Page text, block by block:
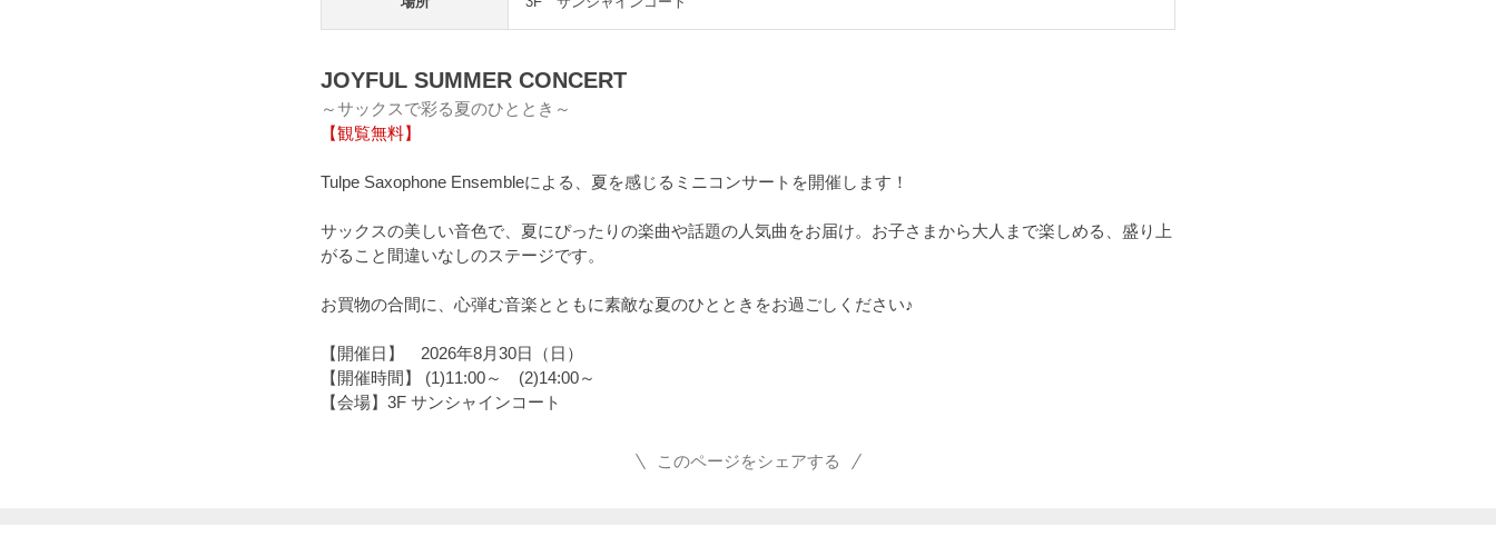
JOYFUL SUMMER CONCERT
～サックスで彩る夏のひととき～
【観覧無料】
Tulpe Saxophone Ensembleによる、夏を感じるミニコンサートを開催します！
サックスの美しい音色で、夏にぴったりの楽曲や話題の人気曲をお届け。お子さまから大人まで楽しめる、盛り上
がること間違いなしのステージです。
お買物の合間に、心弾む音楽とともに素敵な夏のひとときをお過ごしください♪
【開催日】 2026年8月30日（日）
【開催時間】 (1)11:00～ (2)14:00～
【会場】3F サンシャインコート
このページをシェアする